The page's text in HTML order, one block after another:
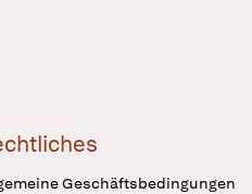
Geschäftsbedingungen